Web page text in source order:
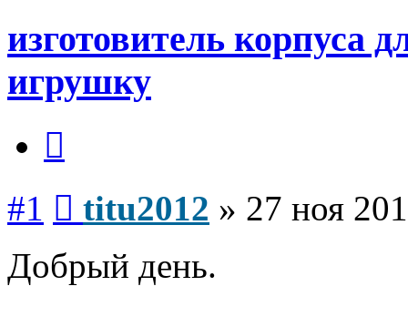
изготовитель корпуса
игрушку
#1 titu2012 » 27 ноя
Добрый день.